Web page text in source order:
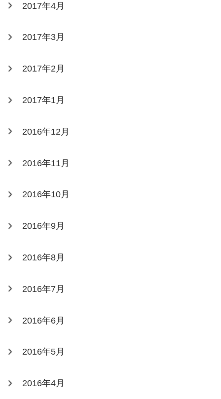
2017年4月
2017年3月
2017年2月
2017年1月
2016年12月
2016年11月
2016年10月
2016年9月
2016年8月
2016年7月
2016年6月
2016年5月
2016年4月